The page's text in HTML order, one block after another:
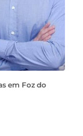
em Foz do